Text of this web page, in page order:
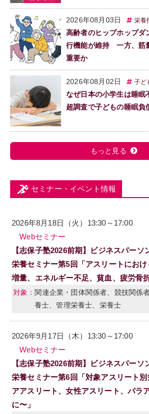
2026年08月03日 栄養
高齢者のヒップホップダ
行機能が維持 一方、筋
重要か
2026年08月02日 子ど
なぜ日本の小学生は睡眠
超調査で子どもの睡眠負
もっと見る
セミナー・イベント情報
2026年8月18日（火）13:30～17:00
Webセミナー
【志保子塾2026前期】ビジネスパーソ
栄養セミナー第5回「アスリートにお
増量、エネルギー不足、貧血、疲労骨
関連企業・団体関係者、競技関係
養士、管理栄養士、栄養士
2026年9月17日（木）13:30～17:00
Webセミナー
【志保子塾2026前期】ビジネスパーソ
栄養セミナー第6回「対象アスリート
アアスリート、女性アスリート、パラ
に〜」